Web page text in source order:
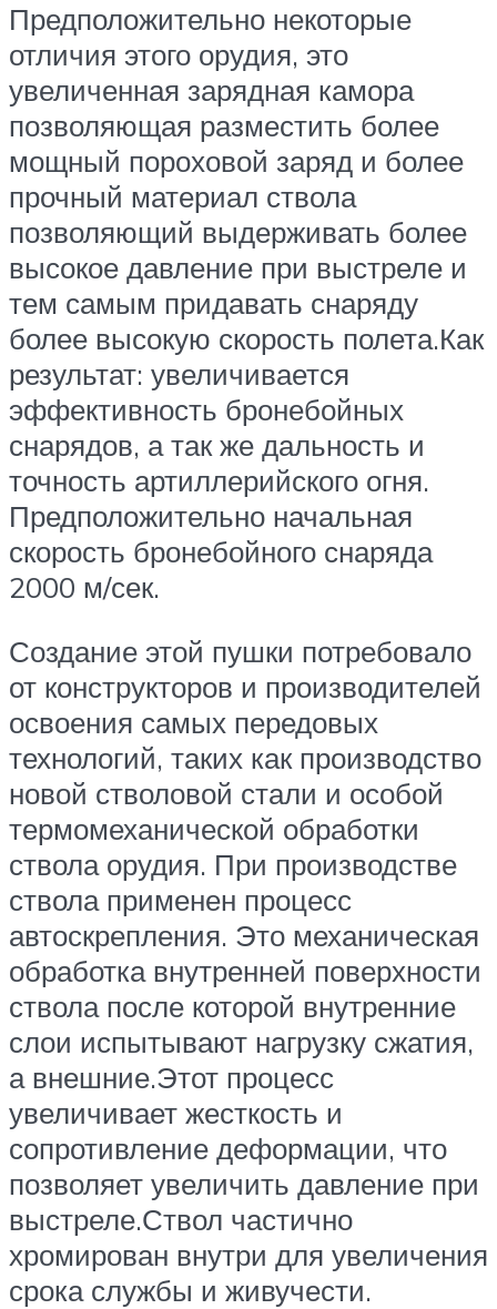
Предположительно некоторые
отличия этого орудия, это
увеличенная зарядная камора
позволяющая разместить более
мощный пороховой заряд и более
прочный материал ствола
позволяющий выдерживать более
высокое давление при выстреле и
тем самым придавать снаряду
более высокую скорость полета.Как
результат: увеличивается
эффективность бронебойных
снарядов, а так же дальность и
точность артиллерийского огня.
Предположительно начальная
скорость бронебойного снаряда
2000 м/сек.
Создание этой пушки потребовало
от конструкторов и производителей
освоения самых передовых
технологий, таких как производство
новой стволовой стали и особой
термомеханической обработки
ствола орудия. При производстве
ствола применен процесс
автоскрепления. Это механическая
обработка внутренней поверхности
ствола после которой внутренние
слои испытывают нагрузку сжатия,
а внешние.Этот процесс
увеличивает жесткость и
сопротивление деформации, что
позволяет увеличить давление при
выстреле.Ствол частично
хромирован внутри для увеличения
срока службы и живучести.